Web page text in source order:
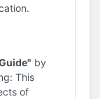
by
This
of